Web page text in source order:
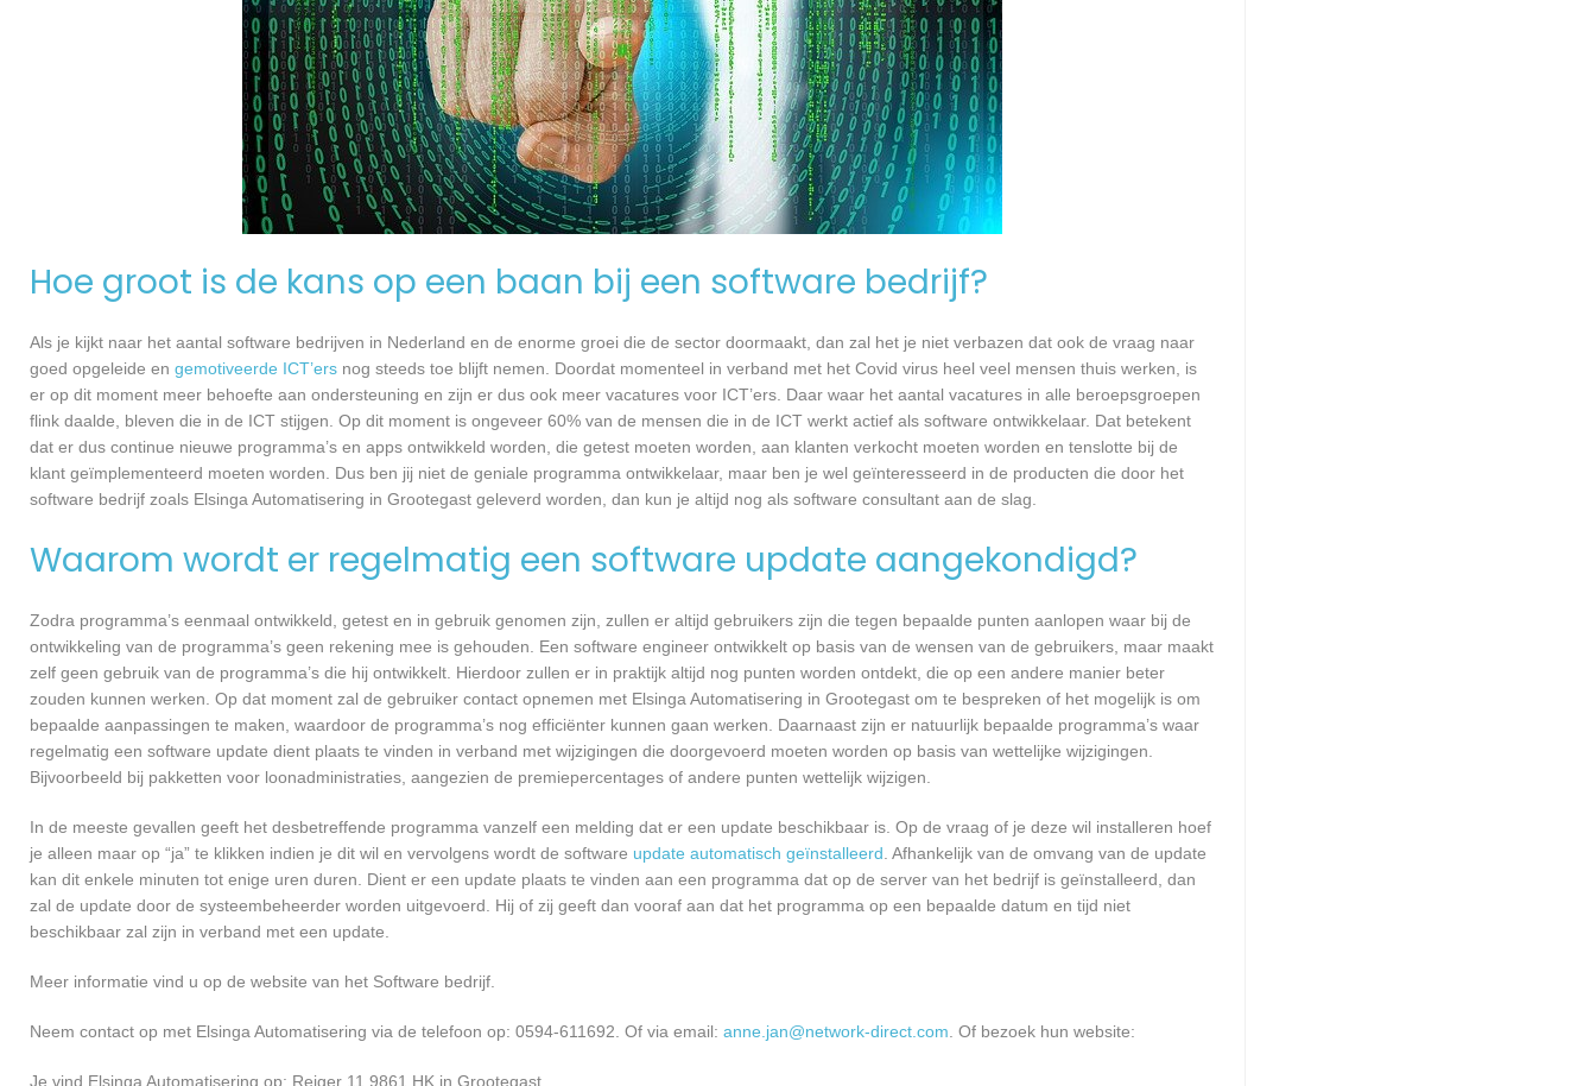
Hoe groot is de kans op een baan bij een software bedrijf?
Als je kijkt naar het aantal software bedrijven in Nederland en de enorme groei die de sector doormaakt, dan zal het je niet verbazen dat ook de vraag naar
goed opgeleide en gemotiveerde ICT’ers nog steeds toe blijft nemen. Doordat momenteel in verband met het Covid virus heel veel mensen thuis werken, is
er op dit moment meer behoefte aan ondersteuning en zijn er dus ook meer vacatures voor ICT’ers. Daar waar het aantal vacatures in alle beroepsgroepen
flink daalde, bleven die in de ICT stijgen. Op dit moment is ongeveer 60% van de mensen die in de ICT werkt actief als software ontwikkelaar. Dat betekent
dat er dus continue nieuwe programma’s en apps ontwikkeld worden, die getest moeten worden, aan klanten verkocht moeten worden en tenslotte bij de
klant geïmplementeerd moeten worden. Dus ben jij niet de geniale programma ontwikkelaar, maar ben je wel geïnteresseerd in de producten die door het
software bedrijf zoals Elsinga Automatisering in Grootegast geleverd worden, dan kun je altijd nog als software consultant aan de slag.
Waarom wordt er regelmatig een software update aangekondigd?
Zodra programma’s eenmaal ontwikkeld, getest en in gebruik genomen zijn, zullen er altijd gebruikers zijn die tegen bepaalde punten aanlopen waar bij de
ontwikkeling van de programma’s geen rekening mee is gehouden. Een software engineer ontwikkelt op basis van de wensen van de gebruikers, maar maakt
zelf geen gebruik van de programma’s die hij ontwikkelt. Hierdoor zullen er in praktijk altijd nog punten worden ontdekt, die op een andere manier beter
zouden kunnen werken. Op dat moment zal de gebruiker contact opnemen met Elsinga Automatisering in Grootegast om te bespreken of het mogelijk is om
bepaalde aanpassingen te maken, waardoor de programma’s nog efficiënter kunnen gaan werken. Daarnaast zijn er natuurlijk bepaalde programma’s waar
regelmatig een software update dient plaats te vinden in verband met wijzigingen die doorgevoerd moeten worden op basis van wettelijke wijzigingen.
Bijvoorbeeld bij pakketten voor loonadministraties, aangezien de premiepercentages of andere punten wettelijk wijzigen.
In de meeste gevallen geeft het desbetreffende programma vanzelf een melding dat er een update beschikbaar is. Op de vraag of je deze wil installeren hoef
je alleen maar op “ja” te klikken indien je dit wil en vervolgens wordt de software update automatisch geïnstalleerd . Afhankelijk van de omvang van de update
kan dit enkele minuten tot enige uren duren. Dient er een update plaats te vinden aan een programma dat op de server van het bedrijf is geïnstalleerd, dan
zal de update door de systeembeheerder worden uitgevoerd. Hij of zij geeft dan vooraf aan dat het programma op een bepaalde datum en tijd niet
beschikbaar zal zijn in verband met een update.
Meer informatie vind u op de website van het Software bedrijf.
Neem contact op met Elsinga Automatisering via de telefoon op: 0594-611692. Of via email: anne.jan@network-direct.com . Of bezoek hun website:
Je vind Elsinga Automatisering op: Reiger 11 9861 HK in Grootegast.